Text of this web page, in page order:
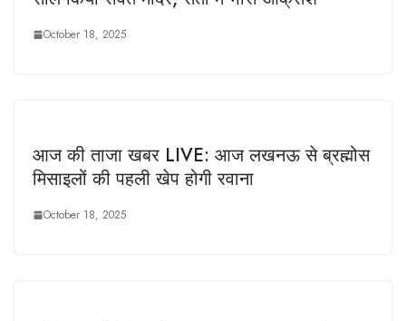
October 18, 2025
आज की ताजा खबर LIVE: आज लखनऊ से ब्रह्मोस
मिसाइलों की पहली खेप होगी रवाना
October 18, 2025